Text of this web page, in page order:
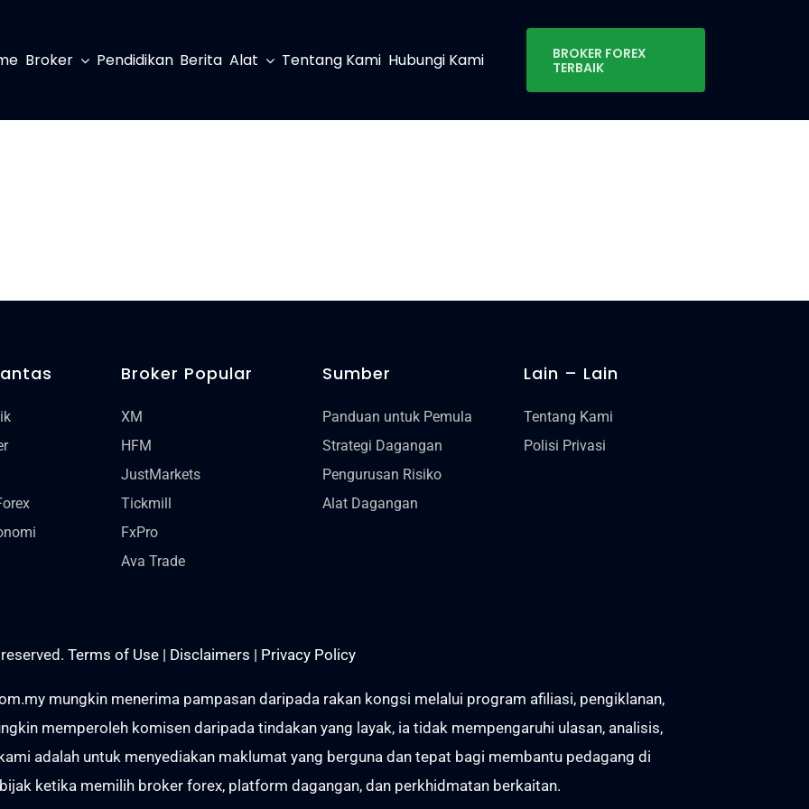
Broker Pendidikan Berita Alat Tentang Kami Hubungi Kami
BROKER FOREX
TERBAIK
Broker Popular
XM
HFM
JustMarkets
Tickmill
FxPro
Ava Trade
Sumber
Panduan untuk Pemula
Strategi Dagangan
Pengurusan Risiko
Alat Dagangan
Lain – Lain
Tentang Kami
Polisi Privasi
Terms of Use| Disclaimers | Privacy Policy
mungkin menerima pampasan daripada rakan kongsi melalui program afiliasi, pengiklanan,
memperoleh komisen daripada tindakan yang layak, ia tidak mempengaruhi ulasan, analisis,
adalah untuk menyediakan maklumat yang berguna dan tepat bagi membantu pedagang di
ketika memilih broker forex, platform dagangan, dan perkhidmatan berkaitan.